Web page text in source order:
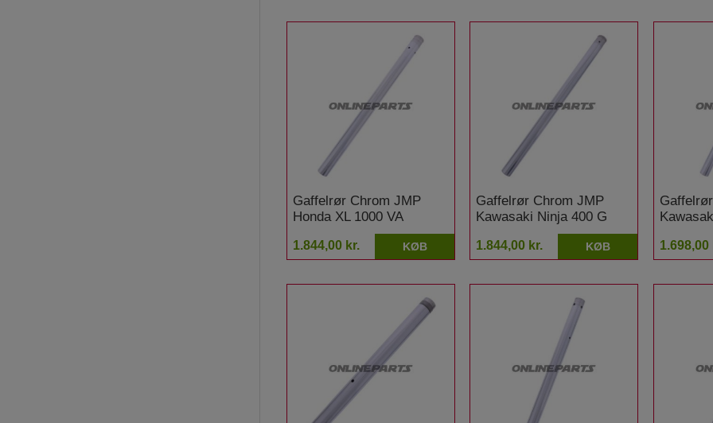
Gaffelrør Chrom JMP
Honda XL 1000 VA
Varadero ABS
1.844,00 kr. KØB
Gaffelrør Chrom JMP
Kawasaki Ninja 400 G
1.844,00 kr. KØB 1.698,00